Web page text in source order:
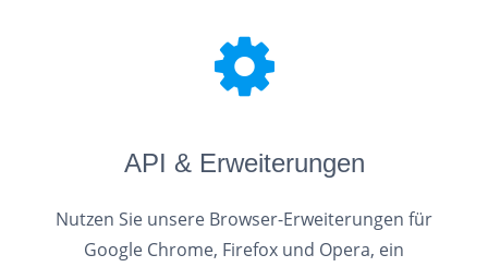
API & Erweiterungen
Nutzen Sie unsere Browser-Erweiterungen für
Google Chrome, Firefox und Opera, ein